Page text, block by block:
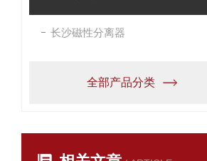
长沙磁性分离器
全部产品分类